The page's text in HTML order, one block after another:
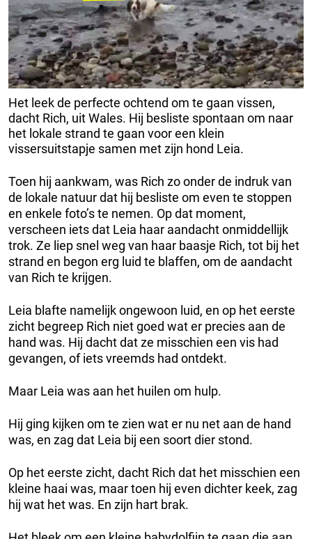
Het leek de perfecte ochtend om te gaan vissen,
dacht Rich, uit Wales. Hij besliste spontaan om naar
het lokale strand te gaan voor een klein
vissersuitstapje samen met zijn hond Leia.
Toen hij aankwam, was Rich zo onder de indruk van
de lokale natuur dat hij besliste om even te stoppen
en enkele foto’s te nemen. Op dat moment,
verscheen iets dat Leia haar aandacht onmiddellijk
trok. Ze liep snel weg van haar baasje Rich, tot bij het
strand en begon erg luid te blaffen, om de aandacht
van Rich te krijgen.
Leia blafte namelijk ongewoon luid, en op het eerste
zicht begreep Rich niet goed wat er precies aan de
hand was. Hij dacht dat ze misschien een vis had
gevangen, of iets vreemds had ontdekt.
Maar Leia was aan het huilen om hulp.
Hij ging kijken om te zien wat er nu net aan de hand
was, en zag dat Leia bij een soort dier stond.
Op het eerste zicht, dacht Rich dat het misschien een
kleine haai was, maar toen hij even dichter keek, zag
hij wat het was. En zijn hart brak.